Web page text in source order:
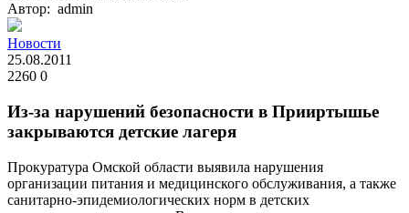
Автор: admin
Новости
25.08.2011
2260 0
Из-за нарушений безопасности в Прииртышье
закрываются детские лагеря
Прокуратура Омской области выявила нарушения
организации питания и медицинского обслуживания, а также
санитарно-эпидемиологических норм в детских